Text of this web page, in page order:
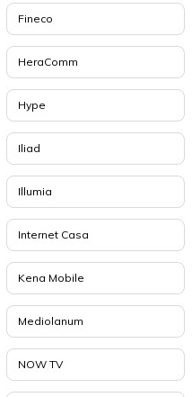
Fineco
HeraComm
Hype
Iliad
Illumia
Internet Casa
Kena Mobile
Mediolanum
NOW TV